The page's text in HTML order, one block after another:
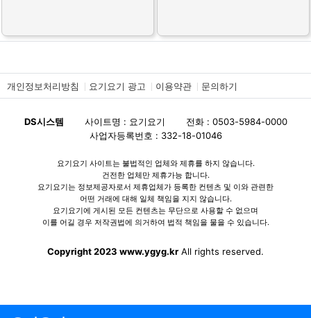
개인정보처리방침 요기요기 광고 이용약관 문의하기
DS시스템 사이트명 : 요기요기
전화 : 0503-5984-0000
사업자등록번호 : 332-18-01046
요기요기 사이트는 불법적인 업체와 제휴를 하지 않습니다.
건전한 업체만 제휴가능 합니다.
요기요기는 정보제공자로서 제휴업체가 등록한 컨텐츠 및 이와 관련한
어떤 거래에 대해 일체 책임을 지지 않습니다.
요기요기에 게시된 모든 컨텐츠는 무단으로 사용할 수 없으며
이를 어길 경우 저작권법에 의거하여 법적 책임을 물을 수 있습니다.
Copyright 2023 www.ygyg.kr All rights reserved.